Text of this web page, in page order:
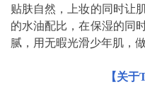
贴肤自然，上妆的同时让
的水油配比，在保湿的同
腻，用无暇光滑少年肌，
【关于